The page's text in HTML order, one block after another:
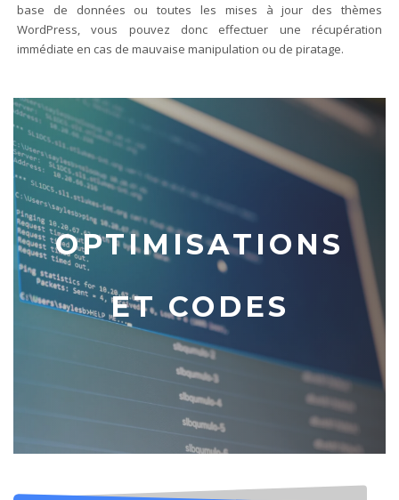
base de données ou toutes les mises à jour des thèmes
WordPress, vous pouvez donc effectuer une récupération
immédiate en cas de mauvaise manipulation ou de piratage.
OPTIMISATIONS
ET CODES